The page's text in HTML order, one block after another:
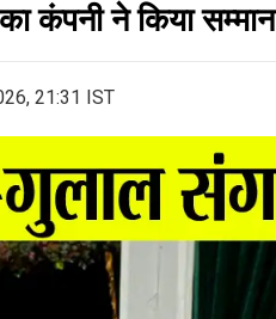
कंपनी ने किया सम्मान
21:31 IST